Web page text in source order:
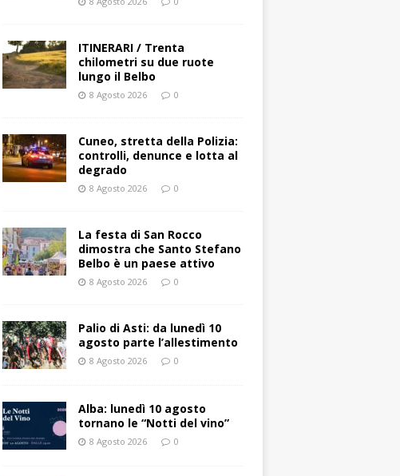
ITINERARI / Trenta
chilometri su due ruote
lungo il Belbo
8 Agosto 2026 0
Cuneo, stretta della Polizia:
controlli, denunce e lotta al
degrado
8 Agosto 2026 0
La festa di San Rocco
dimostra che Santo Stefano
Belbo è un paese attivo
8 Agosto 2026 0
Palio di Asti: da lunedì 10
agosto parte l’allestimento
8 Agosto 2026 0
Alba: lunedì 10 agosto
tornano le “Notti del vino”
8 Agosto 2026 0